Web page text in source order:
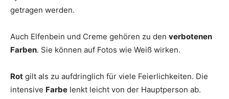
getragen werden.
Auch Elfenbein und Creme gehören zu den verbotenen
Farben. Sie können auf Fotos wie Weiß wirken.
Rot gilt als zu aufdringlich für viele Feierlichkeiten. Die
intensive Farbe lenkt leicht von der Hauptperson ab.